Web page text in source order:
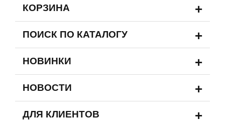
КОРЗИНА +
ПОИСК ПО КАТАЛОГУ +
НОВИНКИ +
НОВОСТИ +
ДЛЯ КЛИЕНТОВ +